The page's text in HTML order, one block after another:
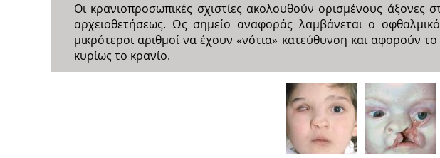
Οι κρανιοπροσωπικές σχιστίες ακολουθούν ορισμένους
αρχειοθετήσεως. Ως σημείο αναφοράς λαμβάνεται ο
μικρότεροι αριθμοί να έχουν «νότια» κατεύθυνση και αφορούν
κυρίως το κρανίο.